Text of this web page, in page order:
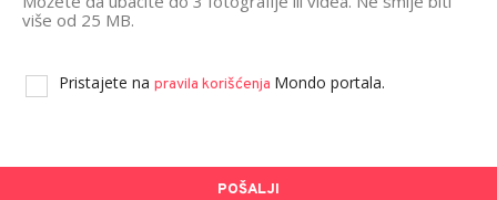
više od 25 MB.
Pristajete na pravila korišćenja Mondo portala.
POŠALJI